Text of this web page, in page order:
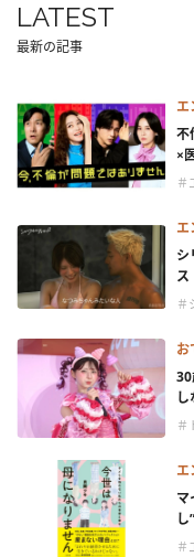
LATEST
最新の記事
エ
不
×
＃
エ
シ
＃
お
＃
エ
マ
＃